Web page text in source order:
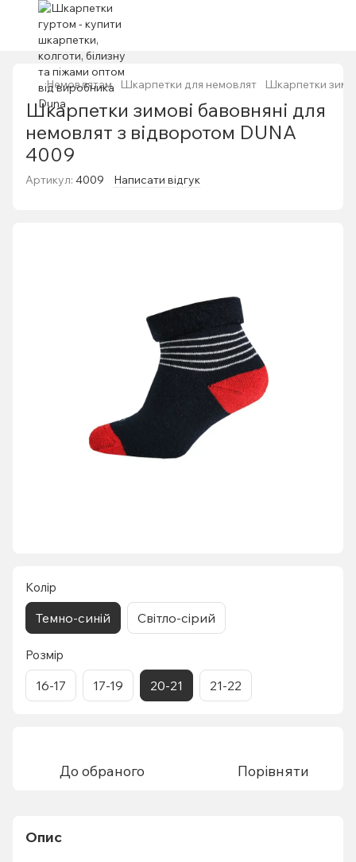
Немовлятам Шкарпетки для немовлят Шкарпетки
Шкарпетки зимові бавовняні для
немовлят з відворотом DUNA
4009
Артикул: 4009 Написати відгук
Колір
Темно-синій Світло-сірий
Розмір
16-17 17-19 20-21 21-22
До обраного Порівняти
Опис